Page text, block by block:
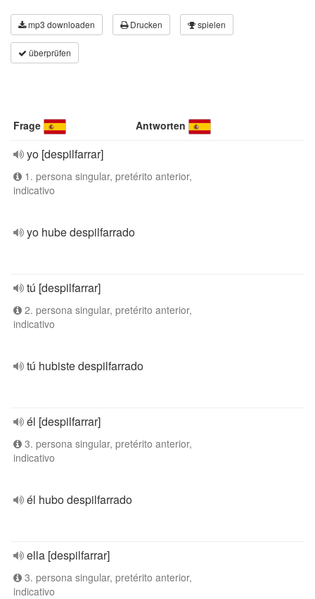
mp3 downloaden Drucken spielen
überprüfen
Frage Antworten
yo [despilfarrar]
1. persona singular, pretérito anterior,
indicativo
yo hube despilfarrado
tú [despilfarrar]
2. persona singular, pretérito anterior,
indicativo
tú hubiste despilfarrado
él [despilfarrar]
3. persona singular, pretérito anterior,
indicativo
él hubo despilfarrado
ella [despilfarrar]
3. persona singular, pretérito anterior,
indicativo